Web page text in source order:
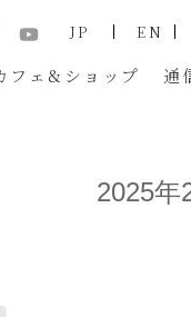
フェ&ショップ 通
JP EN
2025年